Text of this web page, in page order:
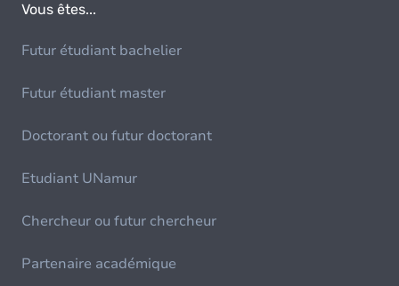
Vous êtes...
Futur étudiant bachelier
Futur étudiant master
Doctorant ou futur doctorant
Etudiant UNamur
Chercheur ou futur chercheur
Partenaire académique